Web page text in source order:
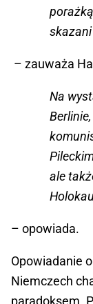
skazani
– zauważa
Na
ale
– opowiada.
Opowiadanie
Niemczech